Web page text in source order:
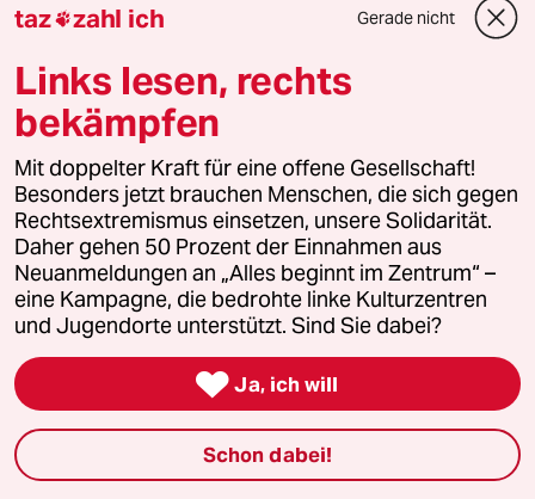
Jahrestag Erstürmung der Stasi-Zentrale
178 Kilometer Akten
Am 15. Januar 1990 kam es zum Sturm auf die Zentrale
Daran und an die Folgen erinnert ein Video.
Von Robert Mießner
taz zahl ich Gerade nicht
Links lesen, rechts
bekämpfen
Mit doppelter Kraft für eine offene Gesellschaft!
Besonders jetzt brauchen Menschen, die sich gegen
Rechtsextremismus einsetzen, unsere Solidarität.
Daher gehen 50 Prozent der Einnahmen aus
Neuanmeldungen an „Alles beginnt im Zentrum“ –
eine Kampagne, die bedrohte linke Kulturzentren
und Jugendorte unterstützt. Sind Sie dabei?
 Ja, ich will
Schon dabei!